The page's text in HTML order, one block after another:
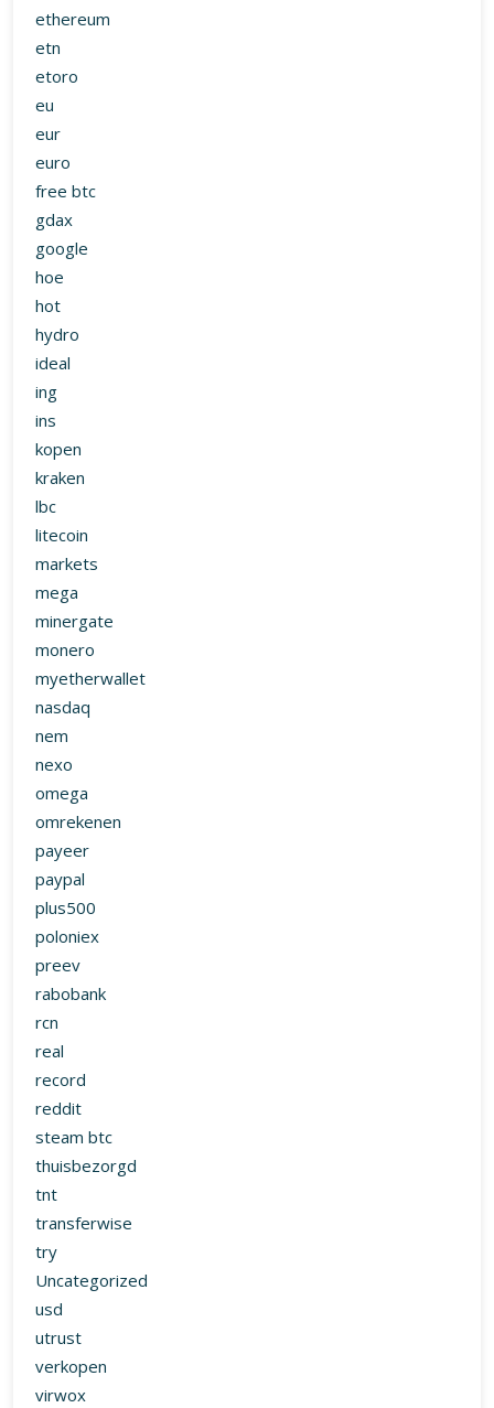
ethereum
etn
etoro
eu
eur
euro
free btc
gdax
google
hoe
hot
hydro
ideal
ing
ins
kopen
kraken
lbc
litecoin
markets
mega
minergate
monero
myetherwallet
nasdaq
nem
nexo
omega
omrekenen
payeer
paypal
plus500
poloniex
preev
rabobank
rcn
real
record
reddit
steam btc
thuisbezorgd
tnt
transferwise
try
Uncategorized
usd
utrust
verkopen
virwox